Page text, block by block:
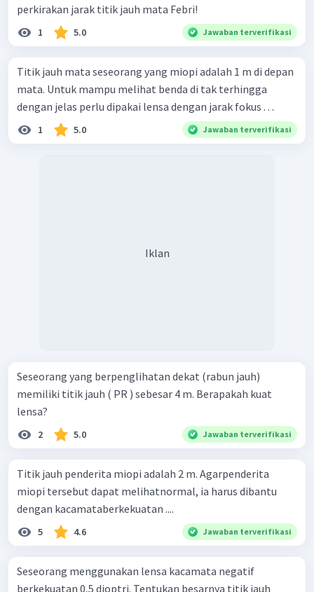
perkirakan jarak titik jauh mata Febri!
1 5.0 Jawaban terverifikasi
Titik jauh mata seseorang yang miopi adalah 1 m di depan
mata. Untuk mampu melihat benda di tak terhingga
dengan jelas perlu dipakai lensa dengan jarak fokus . . .
1 5.0 Jawaban terverifikasi
Iklan
Seseorang yang berpenglihatan dekat (rabun jauh)
memiliki titik jauh ( PR ) sebesar 4 m. Berapakah kuat
lensa?
2 5.0 Jawaban terverifikasi
Titik jauh penderita miopi adalah 2 m. Agarpenderita
miopi tersebut dapat melihatnormal, ia harus dibantu
dengan kacamataberkekuatan ....
5 4.6 Jawaban terverifikasi
Seseorang menggunakan lensa kacamata negatif
berkekuatan 0,5 dioptri. Tentukan besarnya titik jauh